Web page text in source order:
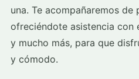
una. Te acompañaremos de
ofreciéndote asistencia con
y mucho más, para que
y cómodo.